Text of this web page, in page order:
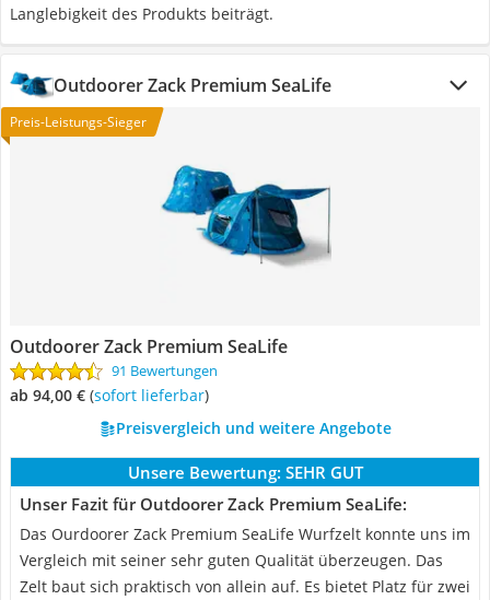
Langlebigkeit des Produkts beiträgt.
Outdoorer Zack Premium SeaLife
Preis-Leistungs-Sieger
Outdoorer Zack Premium SeaLife
91 Bewertungen
ab 94,00 € ( Sofort lieferbar)
Preisvergleich und weitere Angebote
Unsere Bewertung: SEHR GUT
Unser Fazit für Outdoorer Zack Premium SeaLife:
Das Ourdoorer Zack Premium SeaLife Wurfzelt konnte uns im
Vergleich mit seiner sehr guten Qualität überzeugen. Das
Zelt baut sich praktisch von allein auf. Es bietet Platz für zwei